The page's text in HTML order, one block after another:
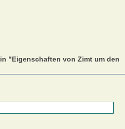
"Eigenschaften von Zimt um den